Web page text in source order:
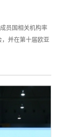
员国相关机构率
，并在第十届欧亚
统顾问格拉兹耶
化节题词